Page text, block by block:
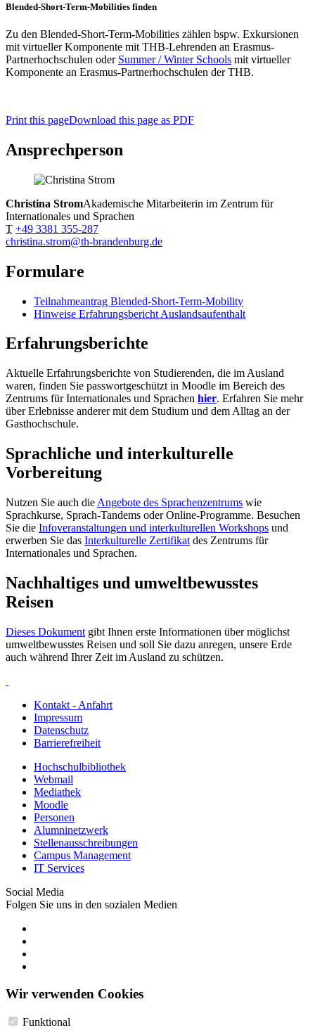
Blended-Short-Term-Mobilities finden
Zu den Blended-Short-Term-Mobilities zählen bspw. Exkursionen
mit virtueller Komponente mit THB-Lehrenden an Erasmus-
Partnerhochschulen oder Summer / Winter Schools mit virtueller
Komponente an Erasmus-Partnerhochschulen der THB.
Print this pageDownload this page as PDF
Ansprechperson
Christina StromAkademische Mitarbeiterin im Zentrum für
Internationales und Sprachen
T +49 3381 355-287
christina.strom@th-brandenburg.de
Formulare
Teilnahmeantrag Blended-Short-Term-Mobility
Hinweise Erfahrungsbericht Auslandsaufenthalt
Erfahrungsberichte
Aktuelle Erfahrungsberichte von Studierenden, die im Ausland
waren, finden Sie passwortgeschützt in Moodle im Bereich des
Zentrums für Internationales und Sprachen hier. Erfahren Sie mehr
über Erlebnisse anderer mit dem Studium und dem Alltag an der
Gasthochschule.
Sprachliche und interkulturelle
Vorbereitung
Nutzen Sie auch die Angebote des Sprachenzentrums wie
Sprachkurse, Sprach-Tandems oder Online-Programme. Besuchen
Sie die Infoveranstaltungen und interkulturellen Workshops und
erwerben Sie das Interkulturelle Zertifikat des Zentrums für
Internationales und Sprachen.
Nachhaltiges und umweltbewusstes
Reisen
Dieses Dokument gibt Ihnen erste Informationen über möglichst
umweltbewusstes Reisen und soll Sie dazu anregen, unsere Erde
auch während Ihrer Zeit im Ausland zu schützen.
Kontakt - Anfahrt
Impressum
Datenschutz
Barrierefreiheit
Hochschulbibliothek
Webmail
Mediathek
Moodle
Personen
Alumninetzwerk
Stellenausschreibungen
Campus Management
IT Services
Social Media
Folgen Sie uns in den sozialen Medien
Wir verwenden Cookies
Funktional